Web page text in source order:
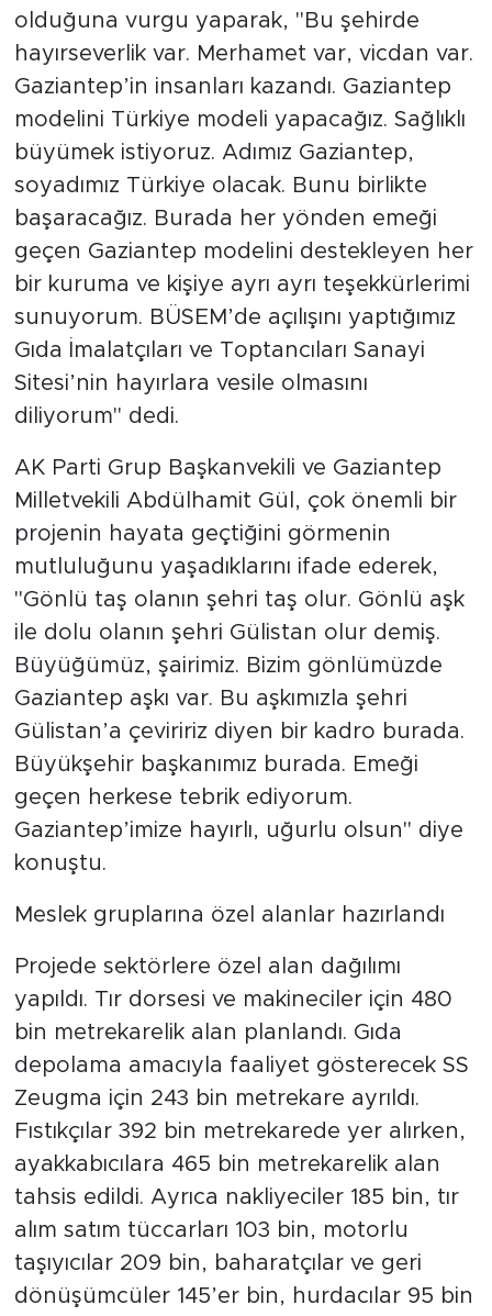
olduğuna vurgu yaparak, "Bu şehirde
hayırseverlik var. Merhamet var, vicdan var.
Gaziantep’in insanları kazandı. Gaziantep
modelini Türkiye modeli yapacağız. Sağlıklı
büyümek istiyoruz. Adımız Gaziantep,
soyadımız Türkiye olacak. Bunu birlikte
başaracağız. Burada her yönden emeği
geçen Gaziantep modelini destekleyen her
bir kuruma ve kişiye ayrı ayrı teşekkürlerimi
sunuyorum. BÜSEM’de açılışını yaptığımız
Gıda İmalatçıları ve Toptancıları Sanayi
Sitesi’nin hayırlara vesile olmasını
diliyorum" dedi.
AK Parti Grup Başkanvekili ve Gaziantep
Milletvekili Abdülhamit Gül, çok önemli bir
projenin hayata geçtiğini görmenin
mutluluğunu yaşadıklarını ifade ederek,
"Gönlü taş olanın şehri taş olur. Gönlü aşk
ile dolu olanın şehri Gülistan olur demiş.
Büyüğümüz, şairimiz. Bizim gönlümüzde
Gaziantep aşkı var. Bu aşkımızla şehri
Gülistan’a çeviririz diyen bir kadro burada.
Büyükşehir başkanımız burada. Emeği
geçen herkese tebrik ediyorum.
Gaziantep’imize hayırlı, uğurlu olsun" diye
konuştu.
Meslek gruplarına özel alanlar hazırlandı
Projede sektörlere özel alan dağılımı
yapıldı. Tır dorsesi ve makineciler için 480
bin metrekarelik alan planlandı. Gıda
depolama amacıyla faaliyet gösterecek SS
Zeugma için 243 bin metrekare ayrıldı.
Fıstıkçılar 392 bin metrekarede yer alırken,
ayakkabıcılara 465 bin metrekarelik alan
tahsis edildi. Ayrıca nakliyeciler 185 bin, tır
alım satım tüccarları 103 bin, motorlu
taşıyıcılar 209 bin, baharatçılar ve geri
dönüşümcüler 145’er bin, hurdacılar 95 bin